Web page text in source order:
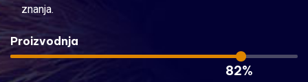
znanja.
Proizvodnja
82%